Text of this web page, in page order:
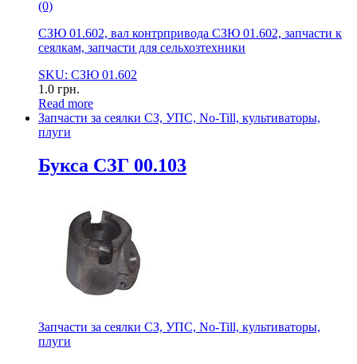
(0)
СЗЮ 01.602, вал контрпривода СЗЮ 01.602, запчасти к
сеялкам, запчасти для сельхозтехники
SKU: СЗЮ 01.602
1.0 грн.
Read more
Запчасти за сеялки СЗ, УПС, No-Till, культиваторы,
плуги
Букса СЗГ 00.103
Запчасти за сеялки СЗ, УПС, No-Till, культиваторы,
плуги